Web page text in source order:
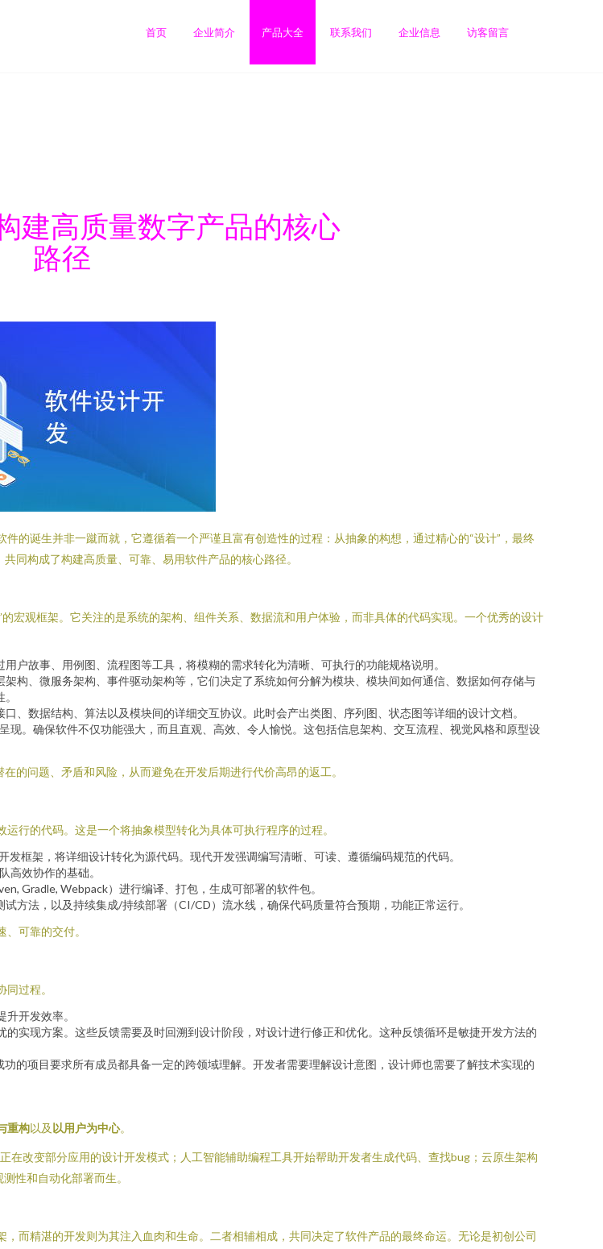
首页 企业简介 产品大全 联系我们 企业信息 访客留言
建高质量数字产品的核心
路径
的诞生并非一蹴而就，它遵循着一个严谨且富有创造性的过程：从抽象的构想，通过精心的“设计”，最终
同构成了构建高质量、可靠、易用软件产品的核心路径。
宏观框架。它关注的是系统的架构、组件关系、数据流和用户体验，而非具体的代码实现。一个优秀的设计
户故事、用例图、流程图等工具，将模糊的需求转化为清晰、可执行的功能规格说明。
构、微服务架构、事件驱动架构等，它们决定了系统如何分解为模块、模块间如何通信、数据如何存储与
、数据结构、算法以及模块间的详细交互协议。此时会产出类图、序列图、状态图等详细的设计文档。
现。确保软件不仅功能强大，而且直观、高效、令人愉悦。这包括信息架构、交互流程、视觉风格和原型设
的问题、矛盾和风险，从而避免在开发后期进行代价高昂的返工。
行的代码。这是一个将抽象模型转化为具体可执行程序的过程。
框架，将详细设计转化为源代码。现代开发强调编写清晰、可读、遵循编码规范的代码。
高效协作的基础。
Gradle, Webpack）进行编译、打包，生成可部署的软件包。
方法，以及持续集成/持续部署（CI/CD）流水线，确保代码质量符合预期，功能正常运行。
可靠的交付。
过程。
开发效率。
实现方案。这些反馈需要及时回溯到设计阶段，对设计进行修正和优化。这种反馈循环是敏捷开发方法的
的项目要求所有成员都具备一定的跨领域理解。开发者需要理解设计意图，设计师也需要了解技术实现的
重构以及以用户为中心。
改变部分应用的设计开发模式；人工智能辅助编程工具开始帮助开发者生成代码、查找bug；云原生架构
性和自动化部署而生。
而精湛的开发则为其注入血肉和生命。二者相辅相成，共同决定了软件产品的最终命运。无论是初创公司